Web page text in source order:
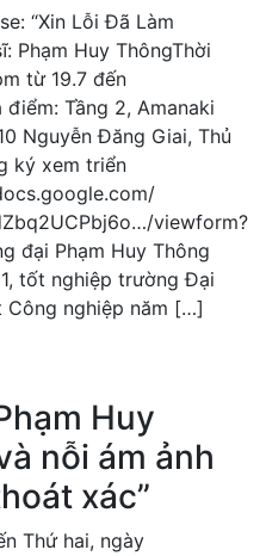
“Xin Lỗi Đã Làm
Phạm Huy ThôngThời
từ 19.7 đến
Tầng 2, Amanaki
Nguyễn Đăng Giai, Thủ
ký xem triển
viewform?
đại Phạm Huy Thông
tốt nghiệp trường Đại
Công nghiệp năm […]
Huy
nỗi ám ảnh
xác”
Thứ hai, ngày